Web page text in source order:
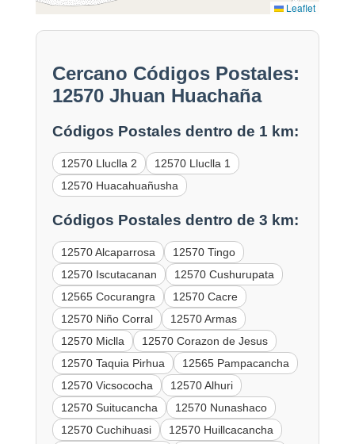
Leaflet
Cercano Códigos Postales:
12570 Jhuan Huachaña
Códigos Postales dentro de 1 km:
12570 Lluclla 2
12570 Lluclla 1
12570 Huacahuañusha
Códigos Postales dentro de 3 km:
12570 Alcaparrosa
12570 Tingo
12570 Iscutacanan
12570 Cushurupata
12565 Cocurangra
12570 Cacre
12570 Niño Corral
12570 Armas
12570 Miclla
12570 Corazon de Jesus
12570 Taquia Pirhua
12565 Pampacancha
12570 Vicsococha
12570 Alhuri
12570 Suitucancha
12570 Nunashaco
12570 Cuchihuasi
12570 Huillcacancha